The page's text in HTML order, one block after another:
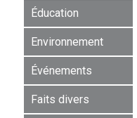
Éducation
Environnement
Événements
Faits divers